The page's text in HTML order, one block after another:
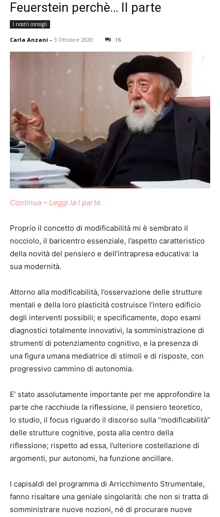
Feuerstein perchè… II parte
I nostri consigli
Carla Anzani - 3 Ottobre 2020 16
Continua – Leggi la I parte
Proprio il concetto di modificabilità mi è sembrato il
nocciolo, il baricentro essenziale, l’aspetto caratteristico
della novità del pensiero e dell’intrapresa educativa: la
sua modernità.
Attorno alla modificabilità, l’osservazione delle strutture
mentali e della loro plasticità costruisce l’intero edificio
degli interventi possibili; e specificamente, dopo esami
diagnostici totalmente innovativi, la somministrazione di
strumenti di potenziamento cognitivo, e la presenza di
una figura umana mediatrice di stimoli e di risposte, con
progressivo cammino di autonomia.
E’ stato assolutamente importante per me approfondire la
parte che racchiude la riflessione, il pensiero teoretico,
lo studio, il focus riguardo il discorso sulla “modificabilità”
delle strutture cognitive, posta alla centro della
riflessione; rispetto ad essa, l’ulteriore costellazione di
argomenti, pur autonomi, ha funzione ancillare.
I capisaldi del programma di Arricchimento Strumentale,
fanno risaltare una geniale singolarità: che non si tratta di
somministrare nuove nozioni, né di procurare nuove